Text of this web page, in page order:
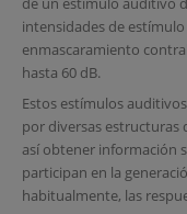
intensidades de
enmascaramiento
hasta 60 dB.
Estos estímulos
por diversas estructuras
así obtener información
participan en la
habitualmente, las